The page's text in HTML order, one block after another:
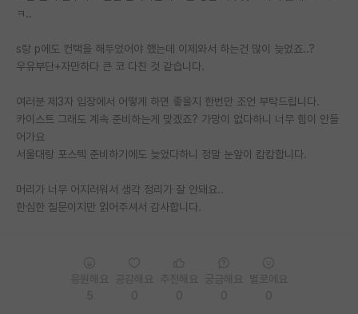
임용 후기 게시판
인문사회 계열 게시판
특수/전문대학원 게시판
반도체/AI 게시판
ㅋ..
s랑 p에도 컨택을 해두었어야 했는데 이제와서 하는건 많이 늦었죠..?
우유부단+자만하다 큰 코 다친 것 같습니다.
여러분 제3자 입장에서 어떻게 하면 좋을지 한번만 조언 부탁드립니다.
카이스트 그래도 계속 준비하는게 맞겠죠? 가망이 없다하니 너무 힘이 안들
어가요
서울대랑 포스텍 준비하기에도 늦었다하니 정말 눈앞이 캄캄합니다.
머리가 너무 어지러워서 생각 정리가 잘 안돼요..
한심한 질문이지만 읽어주셔서 감사합니다.